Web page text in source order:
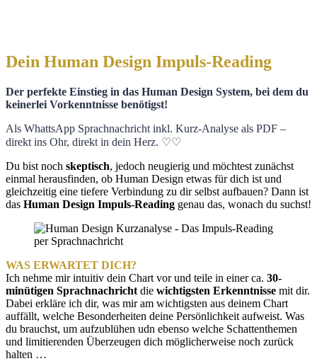
Dein Human Design Impuls-Reading
Der perfekte Einstieg in das Human Design System, bei dem du
keinerlei Vorkenntnisse benötigst!
Als WhattsApp Sprachnachricht inkl. Kurz-Analyse als PDF –
direkt ins Ohr, direkt in dein Herz. ♡♡
Du bist noch skeptisch, jedoch neugierig und möchtest zunächst
einmal herausfinden, ob Human Design etwas für dich ist und
gleichzeitig eine tiefere Verbindung zu dir selbst aufbauen? Dann ist
das Human Design Impuls-Reading genau das, wonach du suchst!
WAS ERWARTET DICH?
Ich nehme mir intuitiv dein Chart vor und teile in einer ca. 30-
minütigen Sprachnachricht die wichtigsten Erkenntnisse mit dir.
Dabei erkläre ich dir, was mir am wichtigsten aus deinem Chart
auffällt, welche Besonderheiten deine Persönlichkeit aufweist. Was
du brauchst, um aufzublühen udn ebenso welche Schattenthemen
und limitierenden Überzeugen dich möglicherweise noch zurück
halten …